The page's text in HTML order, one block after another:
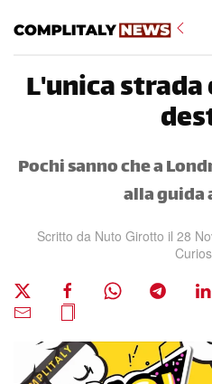
L'unica strada
Pochi sanno che a
alla guida
Scritto da Nuto Girotto il 28